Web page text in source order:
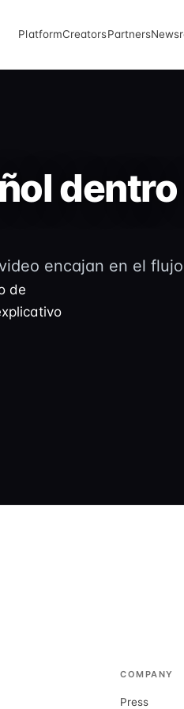
PlatformCreatorsPartners
encajan en el
de
COMPANY
Press